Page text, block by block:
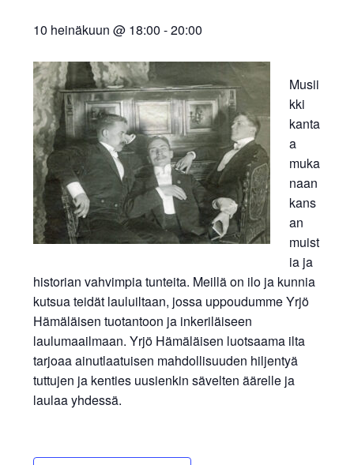
INKERIN
KULTTUURISEURA RY
MOOSES PUTRON
KOTIMUSEO
MERKKIHENKILÖT
PERHEALBUMI
VIRTUAALI-INKERI
BLOGI
10 heinäkuun @ 18:00 -20:00
Musii
kki
kanta
a
muka
naan
kans
an
muist
ia ja
historian vahvimpia tunteita. Meillä on ilo ja kunnia
kutsua teidät lauluiltaan, jossa uppoudumme Yrjö
Hämäläisen tuotantoon ja inkeriläiseen
laulumaailmaan. Yrjö Hämäläisen luotsaama ilta
tarjoaa ainutlaatuisen mahdollisuuden hiljentyä
tuttujen ja kenties uusienkin sävelten äärelle ja
laulaa yhdessä.